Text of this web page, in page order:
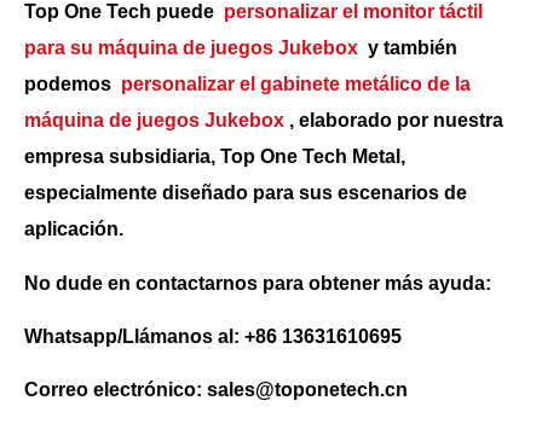
Top One Tech puede personalizar el monitor táctil
para su máquina de juegos Jukebox y también
podemos personalizar el gabinete metálico de la
máquina de juegos Jukebox , elaborado por nuestra
empresa subsidiaria, Top One Tech Metal,
especialmente diseñado para sus escenarios de
aplicación.
No dude en contactarnos para obtener más ayuda:
Whatsapp/Llámanos al: +86 13631610695
Correo electrónico: sales@toponetech.cn